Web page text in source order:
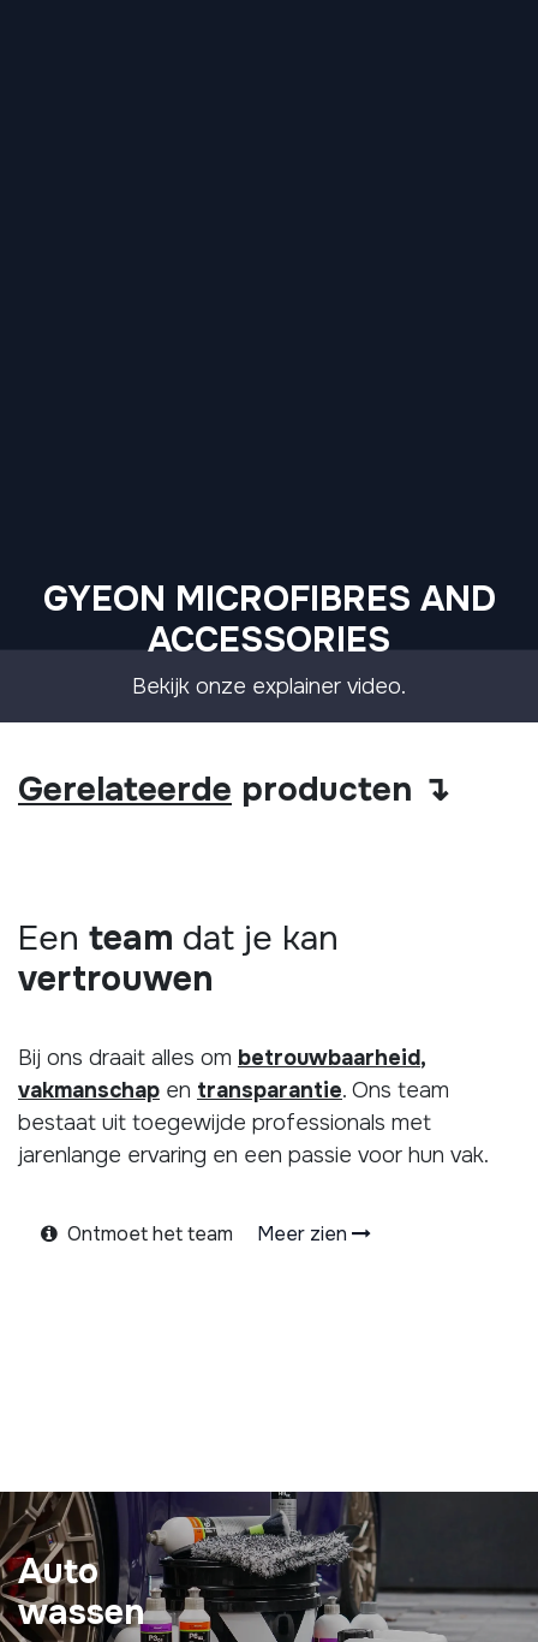
GYEON MICROFIBRES AND
ACCESSORIES
Bekijk onze explainer video.
Gerelateerde producten ↴
Een team dat je kan
vertrouwen
Bij ons draait alles om betrouwbaarheid,
vakmanschap en transparantie. Ons team
bestaat uit toegewijde professionals met
jarenlange ervaring en een passie voor hun vak.
Ontmoet het team Meer zien
Auto
wassen